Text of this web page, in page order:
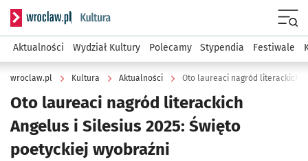
Serwis informacyjny wroclaw.pl podserwis: Kultura
Aktualności Wydział Kultury Polecamy Stypendia Festiwale
wroclaw.pl Kultura Aktualności Oto laureaci nagród literackich
Oto laureaci nagród literackich
Angelus i Silesius 2025: Święto
poetyckiej wyobraźni